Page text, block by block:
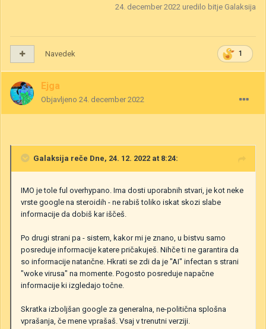
24. december 2022 uredilo bitje Galaksija
1
Navedek
Ejga
Objavljeno 24. december 2022
Galaksija reče Dne, 24. 12. 2022 at 8:24:
IMO je tole ful overhypano. Ima dosti uporabnih stvari, je kot neke
vrste google na steroidih - ne rabiš toliko iskat skozi slabe
informacije da dobiš kar iščeš.
Po drugi strani pa - sistem, kakor mi je znano, u bistvu samo
posreduje informacije katere pričakuješ. Nihče ti ne garantira da
so informacije natančne. Hkrati se zdi da je "AI" infectan s strani
"woke virusa" na momente. Pogosto posreduje napačne
informacije ki izgledajo točne.
Skratka izboljšan google za generalna, ne-politična splošna
vprašanja, če mene vprašaš. Vsaj v trenutni verziji.